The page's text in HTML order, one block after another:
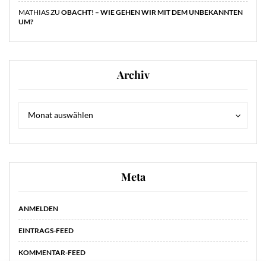
MATHIASZU OBACHT! – WIE GEHEN WIR MIT DEM UNBEKANNTEN
UM?
Archiv
Monat auswählen
Meta
ANMELDEN
EINTRAGS-FEED
KOMMENTAR-FEED